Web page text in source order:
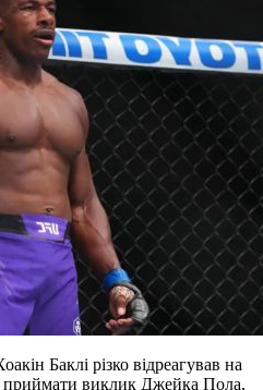
Баклі різко відреагував на
приймати виклик Джейка Пола,